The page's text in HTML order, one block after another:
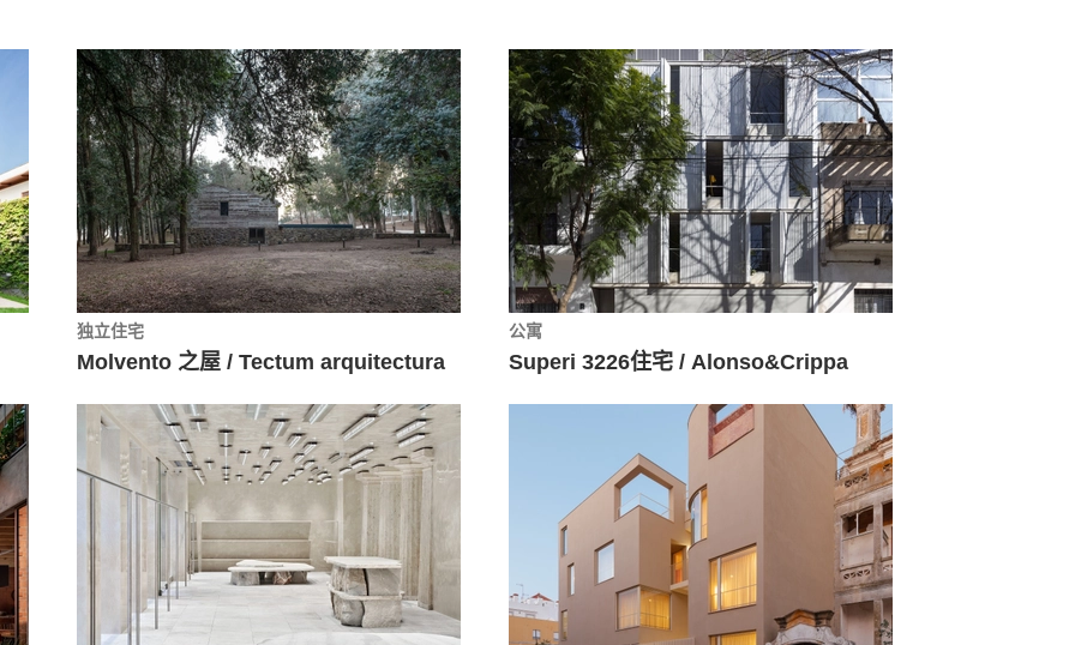
独立住宅
Molvento 之屋 / Tectum arquitectura
公寓
Superi 3226住宅 / Alonso&Crippa